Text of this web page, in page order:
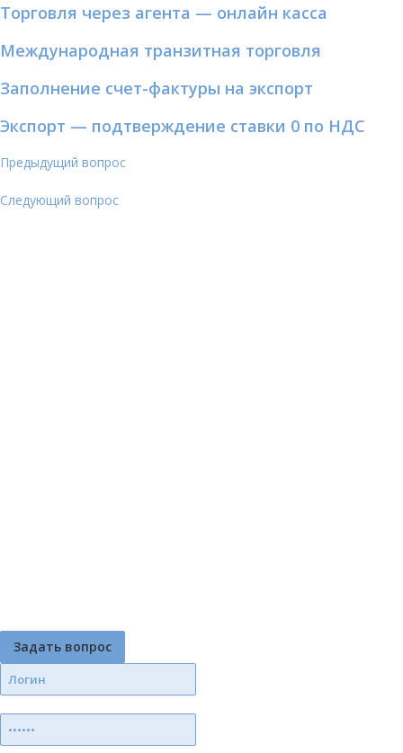
Торговля через агента — онлайн касса
Международная транзитная торговля
Заполнение счет-фактуры на экспорт
Экспорт — подтверждение ставки 0 по НДС
Предыдущий вопрос
Следующий вопрос
Задать вопрос